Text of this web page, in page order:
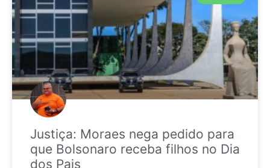
Justiça: Moraes nega pedido para
que Bolsonaro receba filhos no Dia
dos Pais